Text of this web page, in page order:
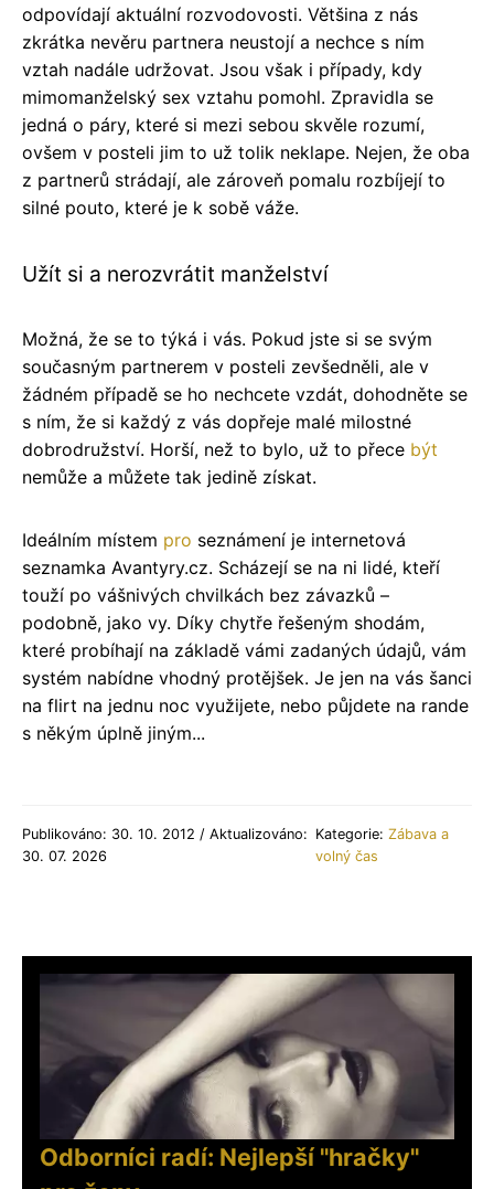
odpovídají aktuální rozvodovosti. Většina z nás
zkrátka nevěru partnera neustojí a nechce s ním
vztah nadále udržovat. Jsou však i případy, kdy
mimomanželský sex vztahu pomohl. Zpravidla se
jedná o páry, které si mezi sebou skvěle rozumí,
ovšem v posteli jim to už tolik neklape. Nejen, že oba
z partnerů strádají, ale zároveň pomalu rozbíjejí to
silné pouto, které je k sobě váže.
Užít si a nerozvrátit manželství
Možná, že se to týká i vás. Pokud jste si se svým
současným partnerem v posteli zevšedněli, ale v
žádném případě se ho nechcete vzdát, dohodněte se
s ním, že si každý z vás dopřeje malé milostné
dobrodružství. Horší, než to bylo, už to přece být
nemůže a můžete tak jedině získat.
Ideálním místem pro seznámení je internetová
seznamka Avantyry.cz. Scházejí se na ni lidé, kteří
touží po vášnivých chvilkách bez závazků –
podobně, jako vy. Díky chytře řešeným shodám,
které probíhají na základě vámi zadaných údajů, vám
systém nabídne vhodný protějšek. Je jen na vás šanci
na flirt na jednu noc využijete, nebo půjdete na rande
s někým úplně jiným...
Publikováno: 30. 10. 2012 / Aktualizováno:
30. 07. 2026
Kategorie: Zábava a
volný čas
Odborníci radí: Nejlepší "hračky"